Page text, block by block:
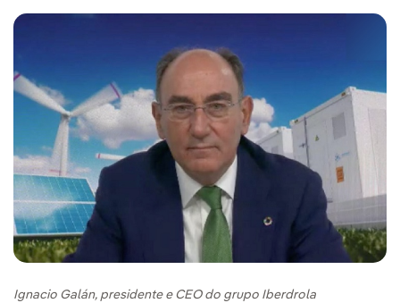
Ignacio Galán, presidente e CEO do grupo Iberdrola